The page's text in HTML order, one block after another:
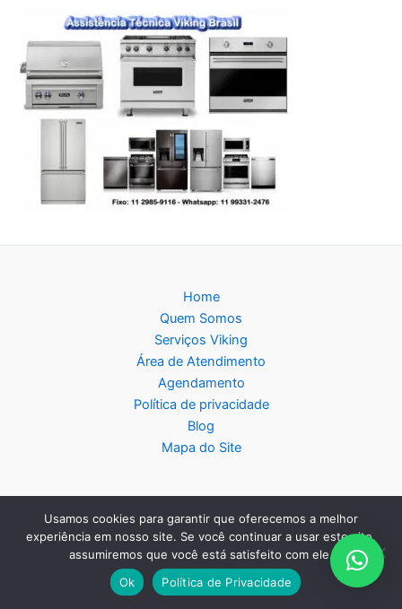
Home
Quem Somos
Serviços Viking
Área de Atendimento
Agendamento
Política de privacidade
Blog
Mapa do Site
Copyright © 2026 Assistência Técnica Viking - Central de
Atendimento:11 2985-9116- WhatsApp: 11 99331-2476
Usamos cookies para garantir que oferecemos a melhor
experiência em nosso site. Se você continuar a usar este site,
assumiremos que você está satisfeito com ele.
Ok
Política de Privacidade